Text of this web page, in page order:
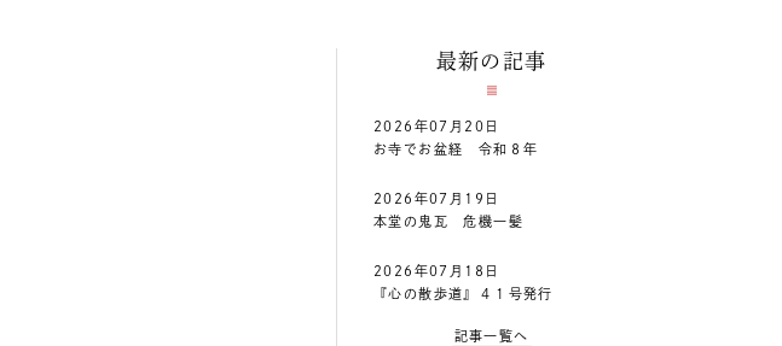
最新の記事
2026年07月20日
お寺でお盆経 令和８年
2026年07月19日
本堂の鬼瓦 危機一髪
2026年07月18日
『心の散歩道』４１号発行
記事一覧へ